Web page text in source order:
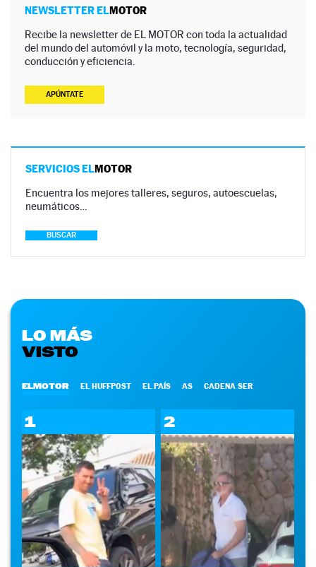
NEWSLETTER ELMOTOR
Recibe la newsletter de EL MOTOR con toda la actualidad
del mundo del automóvil y la moto, tecnología, seguridad,
conducción y eficiencia.
APÚNTATE
SERVICIOS ELMOTOR
Encuentra los mejores talleres, seguros, autoescuelas,
neumáticos…
BUSCAR
LO MÁS
VISTO
ELMOTOR EL HUFFPOST EL PAÍS AS CADENA SER
1 2